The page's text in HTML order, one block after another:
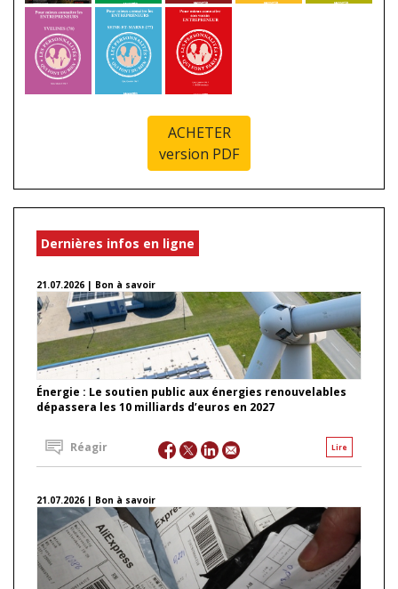
ACHETER
version PDF
Dernières infos en ligne
21.07.2026 | Bon à savoir
Énergie : Le soutien public aux énergies renouvelables
dépassera les 10 milliards d’euros en 2027
Lire
Réagir
21.07.2026 | Bon à savoir